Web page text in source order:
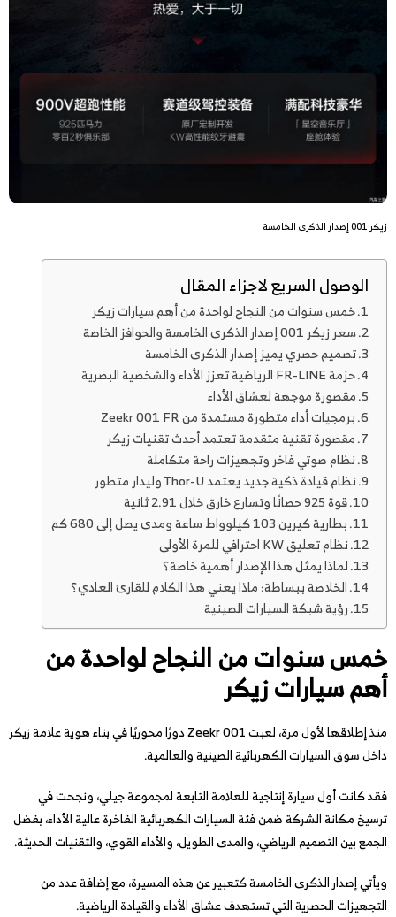
زيكر 001 إصدار الذكرى الخامسة
الوصول السريع لاجزاء المقال
خمس سنوات من النجاح لواحدة من أهم سيارات زيكر
سعر زيكر 001 إصدار الذكرى الخامسة والحوافز الخاصة
تصميم حصري يميز إصدار الذكرى الخامسة
حزمة FR-LINE الرياضية تعزز الأداء والشخصية البصرية
مقصورة موجهة لعشاق الأداء
برمجيات أداء متطورة مستمدة من Zeekr 001 FR
مقصورة تقنية متقدمة تعتمد أحدث تقنيات زيكر
نظام صوتي فاخر وتجهيزات راحة متكاملة
نظام قيادة ذكية جديد يعتمد Thor-U وليدار متطور
قوة 925 حصانًا وتسارع خارق خلال 2.91 ثانية
بطارية كيرين 103 كيلوواط ساعة ومدى يصل إلى 680 كم
نظام تعليق KW احترافي للمرة الأولى
لماذا يمثل هذا الإصدار أهمية خاصة؟
الخلاصة ببساطة: ماذا يعني هذا الكلام للقارئ العادي؟
رؤية شبكة السيارات الصينية
خمس سنوات من النجاح لواحدة من
أهم سيارات زيكر
منذ إطلاقها لأول مرة، لعبت Zeekr 001 دورًا محوريًا في بناء هوية علامة زيكر
داخل سوق السيارات الكهربائية الصينية والعالمية.
فقد كانت أول سيارة إنتاجية للعلامة التابعة لمجموعة جيلي، ونجحت في
ترسيخ مكانة الشركة ضمن فئة السيارات الكهربائية الفاخرة عالية الأداء، بفضل
الجمع بين التصميم الرياضي، والمدى الطويل، والأداء القوي، والتقنيات الحديثة.
ويأتي إصدار الذكرى الخامسة كتعبير عن هذه المسيرة، مع إضافة عدد من
التجهيزات الحصرية التي تستهدف عشاق الأداء والقيادة الرياضية.